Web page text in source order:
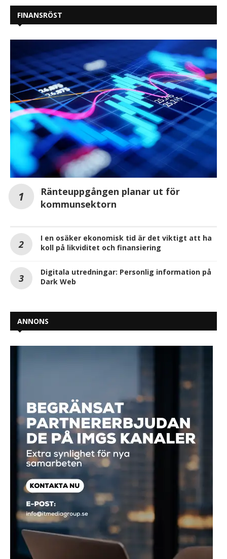
FINANSRÖST
Ränteuppgången planar ut för
kommunsektorn
I en osäker ekonomisk tid är det viktigt att ha
koll på likviditet och finansiering
Digitala utredningar: Personlig information på
Dark Web
ANNONS